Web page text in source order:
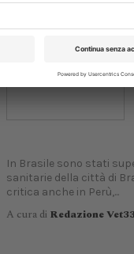
In Brasile sono stati
sanitarie della città di
critica anche in Perù,...
A cura di Redazione Vet33